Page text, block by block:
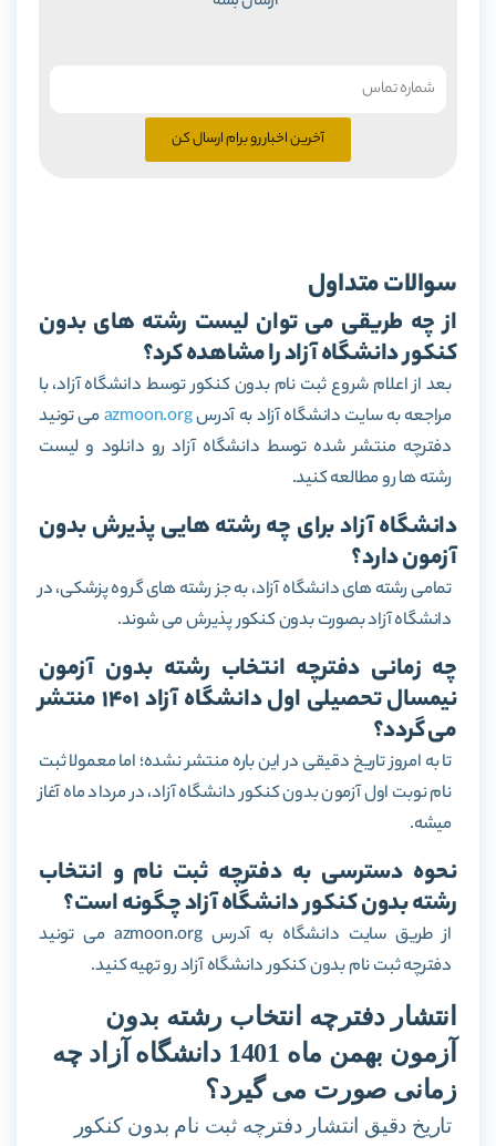
آخرین اخبار رو برام ارسال کن
سوالات متداول
از چه طریقی می توان لیست رشته های بدون
کنکور دانشگاه آزاد را مشاهده کرد؟
بعد از اعلام شروع ثبت نام بدون کنکور توسط دانشگاه آزاد، با
مراجعه به سایت دانشگاه آزاد به آدرسazmoon.orgمی تونید
دفترچه منتشر شده توسط دانشگاه آزاد رو دانلود و لیست
رشته ها رو مطالعه کنید.
دانشگاه آزاد برای چه رشته هایی پذیرش بدون
آزمون دارد؟
تمامی رشته های دانشگاه آزاد، به جز رشته های گروه پزشکی، در
دانشگاه آزاد بصورت بدون کنکور پذیرش می شوند.
چه زمانی دفترچه انتخاب رشته بدون آزمون
نیمسال تحصیلی اول دانشگاه آزاد 1401 منتشر
می گردد؟
تا به امروز تاریخ دقیقی در این باره منتشر نشده؛ اما معمولا ثبت
نام نوبت اول آزمون بدون کنکور دانشگاه آزاد، در مرداد ماه آغاز
میشه.
نحوه دسترسی به دفترچه ثبت نام و انتخاب
رشته بدون کنکور دانشگاه آزاد چگونه است؟
از طریق سایت دانشگاه به آدرس azmoon.org می تونید
دفترچه ثبت نام بدون کنکور دانشگاه آزاد رو تهیه کنید.
انتشار دفترچه انتخاب رشته بدون
آزمون بهمن ماه 1401 دانشگاه آزاد چه
زمانی صورت می گیرد؟
تاریخ دقیق انتشار دفترچه ثبت نام بدون کنکور